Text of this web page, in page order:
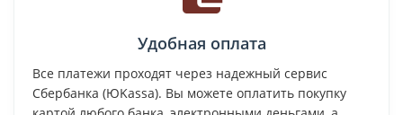
Удобная оплата
Все платежи проходят через надежный сервис
Сбербанка (ЮKassa). Вы можете оплатить покупку